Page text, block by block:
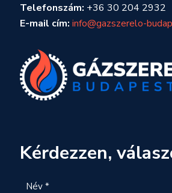
Telefonszám: +36 30 204 2932
E-mail cím: info@gazszerelo-
Kérdezzen,